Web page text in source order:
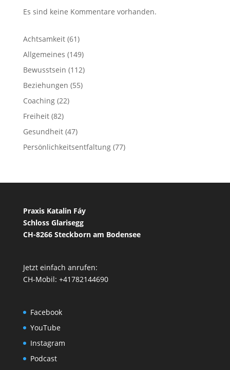
Es sind keine Kommentare vorhanden.
Achtsamkeit(61)
Allgemeines (149)
Bewusstsein (112)
Beziehungen (55)
Coaching(22)
Freiheit(82)
Gesundheit(47)
Persönlichkeitsentfaltung(77)
Praxis Katalin Fáy
Schloss Glarisegg
CH-8266 Steckborn am Bodensee
Jetzt einfach anrufen:
CH-Mobil: +41782144690
Facebook
YouTube
Instagram
Podcast